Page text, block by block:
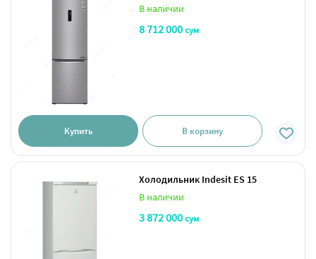
В наличии
8 712 000сум
Купить В корзину
Холодильник Indesit ES 15
В наличии
3 872 000сум